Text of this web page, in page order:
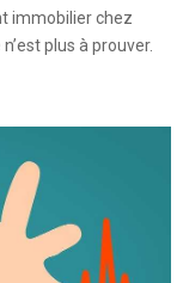
immobilier chez
plus à prouver.